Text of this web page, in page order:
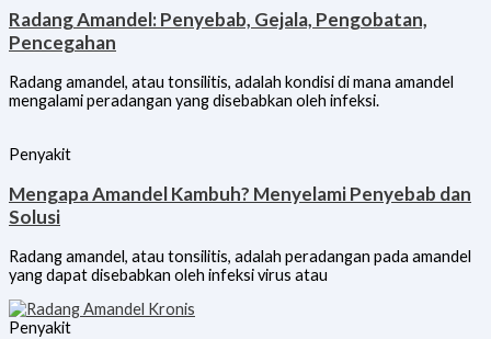
Radang Amandel: Penyebab, Gejala, Pengobatan,
Pencegahan
Radang amandel, atau tonsilitis, adalah kondisi di mana amandel
mengalami peradangan yang disebabkan oleh infeksi.
Penyakit
Mengapa Amandel Kambuh? Menyelami Penyebab dan
Solusi
Radang amandel, atau tonsilitis, adalah peradangan pada amandel
yang dapat disebabkan oleh infeksi virus atau
Penyakit